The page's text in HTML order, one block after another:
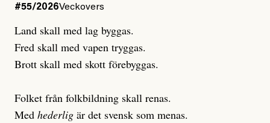
#55/2026Veckovers
Land skall med lag byggas.
Fred skall med vapen tryggas.
Brott skall med skott förebyggas.
Folket från folkbildning skall renas.
Med hederlig är det svensk som menas.